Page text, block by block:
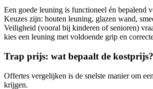
Een goede leuning is functioneel én bepalend
Keuzes zijn: houten leuning, glazen wand,
Veiligheid (vooral bij kinderen of senioren)
kies een leuning met voldoende grip en
Trap prijs: wat bepaalt de kostprijs?
Offertes vergelijken is de snelste manier om
krijgen.